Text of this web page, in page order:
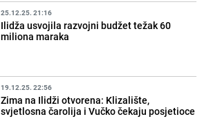
25.12.25. 21:16
Ilidža usvojila razvojni budžet težak 60
miliona maraka
19.12.25. 22:56
Zima na Ilidži otvorena: Klizalište,
svjetlosna čarolija i Vučko čekaju posjetioce